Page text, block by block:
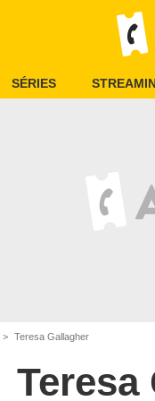
SÉRIES
Teresa Gallagher
Teresa